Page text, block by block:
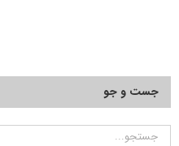
جست و جو
جستجو